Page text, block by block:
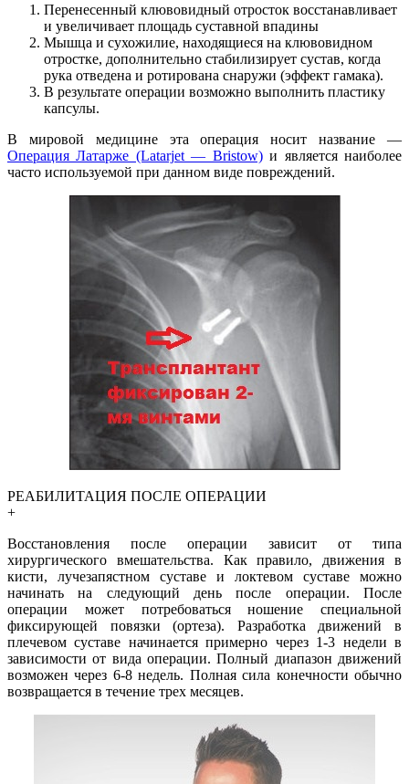
Перенесенный клювовидный отросток восстанавливает
и увеличивает площадь суставной впадины
Мышца и сухожилие, находящиеся на клювовидном
отростке, дополнительно стабилизирует сустав, когда
рука отведена и ротирована снаружи (эффект гамака).
В результате операции возможно выполнить пластику
капсулы.
В мировой медицине эта операция носит название —
Операция Латарже (Latarjet — Bristow)и является наиболее
часто используемой при данном виде повреждений.
РЕАБИЛИТАЦИЯ ПОСЛЕ ОПЕРАЦИИ
+
Восстановления после операции зависит от типа
хирургического вмешательства. Как правило, движения в
кисти, лучезапястном суставе и локтевом суставе можно
начинать на следующий день после операции. После
операции может потребоваться ношение специальной
фиксирующей повязки (ортеза). Разработка движений в
плечевом суставе начинается примерно через 1-3 недели в
зависимости от вида операции. Полный диапазон движений
возможен через 6-8 недель. Полная сила конечности обычно
возвращается в течение трех месяцев.